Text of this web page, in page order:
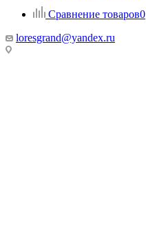
Сравнение товаров0
loresgrand@yandex.ru